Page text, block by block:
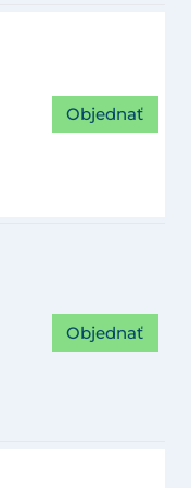
Objednať
Objednať